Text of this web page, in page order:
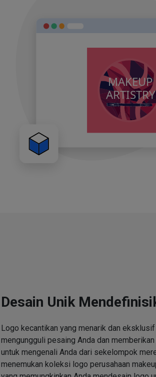
Desain Unik
Logo kecantikan yang menarik dan
mengungguli pesaing Anda dan
untuk mengenali Anda dari sekelompok
menemukan koleksi logo perusahaan